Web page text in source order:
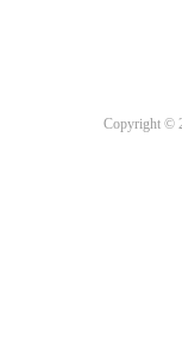
Copyright ©